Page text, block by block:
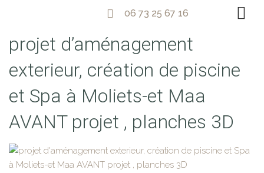
06 73 25 67 16
projet d’aménagement
exterieur, création de piscine
et Spa à Moliets-et Maa
AVANT projet , planches 3D